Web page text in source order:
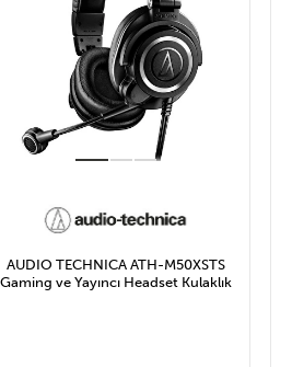
AUDIO TECHNICA ATH-M50XSTS
Gaming ve Yayıncı Headset Kulaklık